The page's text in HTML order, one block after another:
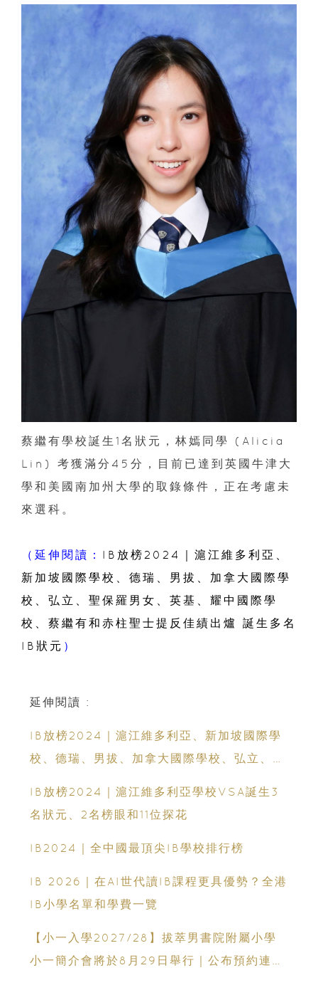
蔡繼有學校誕生1名狀元，林嫣同學 (Alicia
Lin) 考獲滿分45分，目前已達到英國牛津大
學和美國南加州大學的取錄條件，正在考慮未
來選科。
（延伸閱讀： IB放榜2024｜滬江維多利亞、
新加坡國際學校、德瑞、男拔、加拿大國際學
校、弘立、聖保羅男女、英基、耀中國際學
校、蔡繼有和赤柱聖士提反佳績出爐 誕生多名
IB狀元 ）
延伸閱讀 :
IB放榜2024｜滬江維多利亞、新加坡國際學
校、德瑞、男拔、加拿大國際學校、弘立、聖
IB放榜2024｜滬江維多利亞學校VSA誕生3
名狀元、2名榜眼和11位探花
IB2024｜全中國最頂尖IB學校排行榜
IB 2026｜在AI世代讀IB課程更具優勢？全港
IB小學名單和學費一覽
【小一入學2027/28】拔萃男書院附屬小學
小一簡介會將於8月29日舉行｜公布預約連結